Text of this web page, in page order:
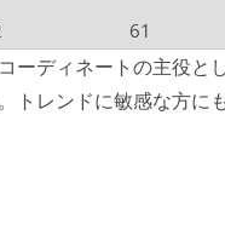
61
ーディネートの主役と
レンドに敏感な方に